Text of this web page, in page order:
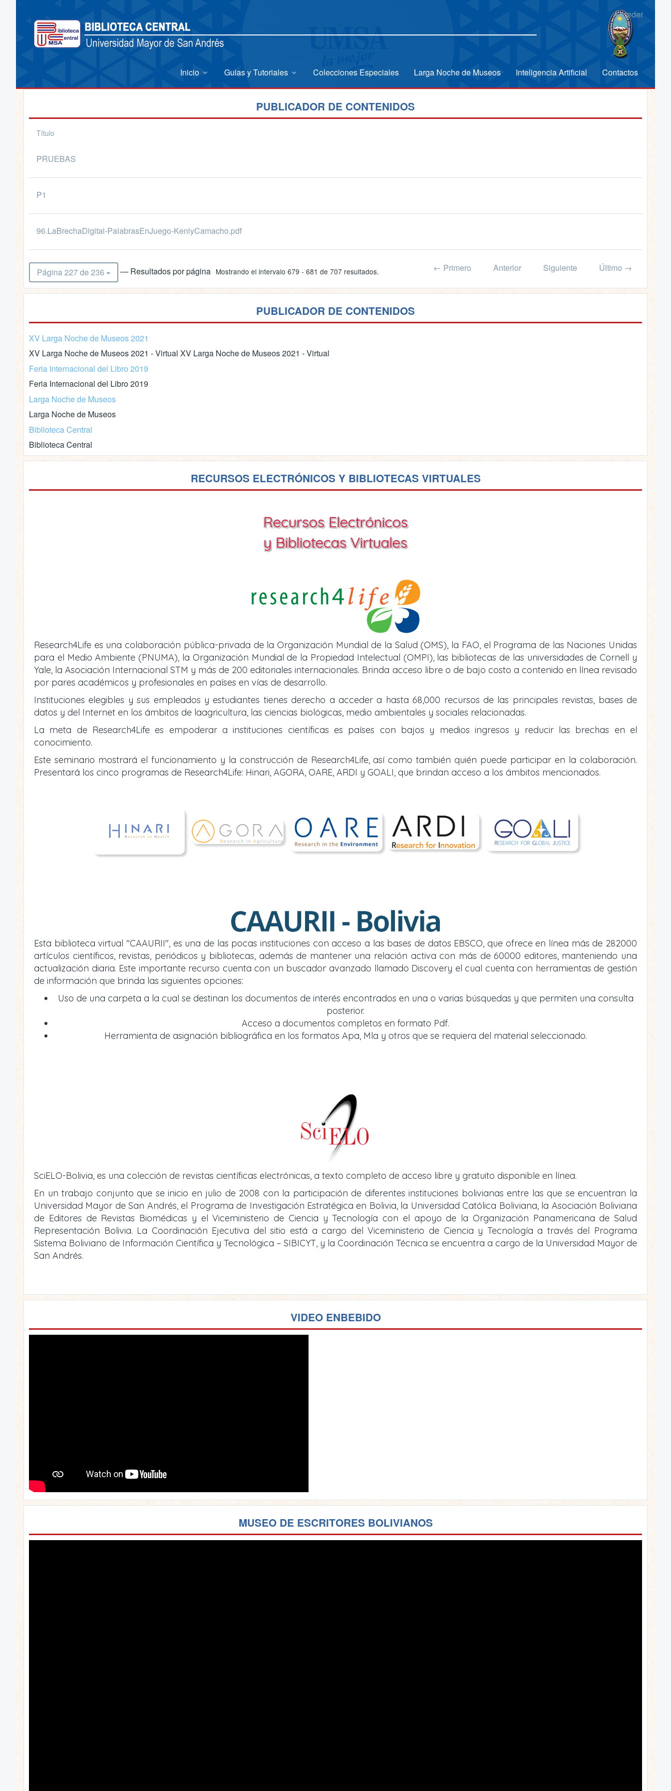
Acceder
Inicio Guias y Tutoriales Colecciones Especiales Larga Noche de Museos Inteligencia Artificial Contactos
PUBLICADOR DE CONTENIDOS
Título
PRUEBAS
P1
96.LaBrechaDigital-PalabrasEnJuego-KenlyCamacho.pdf
Página 227 de 236 — Resultados por página Mostrando el intervalo 679 - 681 de 707 resultados. ← Primero Anterior Siguiente Último →
PUBLICADOR DE CONTENIDOS
XV Larga Noche de Museos 2021
XV Larga Noche de Museos 2021 - Virtual XV Larga Noche de Museos 2021 - Virtual
Feria Internacional del Libro 2019
Feria Internacional del Libro 2019
Larga Noche de Museos
Larga Noche de Museos
Biblioteca Central
Biblioteca Central
RECURSOS ELECTRÓNICOS Y BIBLIOTECAS VIRTUALES
Recursos Electrónicos
y Bibliotecas Virtuales
Research4Life es una colaboración pública-privada de la Organización Mundial de la Salud (OMS), la FAO, el Programa de las Naciones Unidas
para el Medio Ambiente (PNUMA), la Organización Mundial de la Propiedad Intelectual (OMPI), las bibliotecas de las universidades de Cornell y
Yale, la Asociación Internacional STM y más de 200 editoriales internacionales. Brinda acceso libre o de bajo costo a contenido en línea revisado
por pares académicos y profesionales en países en vías de desarrollo.
Instituciones elegibles y sus empleados y estudiantes tienes derecho a acceder a hasta 68,000 recursos de las principales revistas, bases de
datos y del Internet en los ámbitos de laagricultura, las ciencias biológicas, medio ambientales y sociales relacionadas.
La meta de Research4Life es empoderar a instituciones científicas es países con bajos y medios ingresos y reducir las brechas en el
conocimiento.
Este seminario mostrará el funcionamiento y la construcción de Research4Life, así como también quién puede participar en la colaboración.
Presentará los cinco programas de Research4Life: Hinari, AGORA, OARE, ARDI y GOALI, que brindan acceso a los ámbitos mencionados.
Esta biblioteca virtual "CAAURII", es una de las pocas instituciones con acceso a las bases de datos EBSCO, que ofrece en línea más de 282000
artículos científicos, revistas, periódicos y bibliotecas, además de mantener una relación activa con más de 60000 editores, manteniendo una
actualización diaria. Este importante recurso cuenta con un buscador avanzado llamado Discovery el cual cuenta con herramientas de gestión
de información que brinda las siguientes opciones:
Uso de una carpeta a la cual se destinan los documentos de interés encontrados en una o varias búsquedas y que permiten una consulta
posterior.
Acceso a documentos completos en formato Pdf.
Herramienta de asignación bibliográfica en los formatos Apa, Mla y otros que se requiera del material seleccionado.
SciELO-Bolivia, es una colección de revistas científicas electrónicas, a texto completo de acceso libre y gratuito disponible en línea.
En un trabajo conjunto que se inicio en julio de 2008 con la participación de diferentes instituciones bolivianas entre las que se encuentran la
Universidad Mayor de San Andrés, el Programa de Investigación Estratégica en Bolivia, la Universidad Católica Boliviana, la Asociación Boliviana
de Editores de Revistas Biomédicas y el Viceministerio de Ciencia y Tecnología con el apoyo de la Organización Panamericana de Salud
Representación Bolivia. La Coordinación Ejecutiva del sitio está a cargo del Viceministerio de Ciencia y Tecnología a través del Programa
Sistema Boliviano de Información Científica y Tecnológica – SIBICYT, y la Coordinación Técnica se encuentra a cargo de la Universidad Mayor de
San Andrés.
VIDEO ENBEBIDO
MUSEO DE ESCRITORES BOLIVIANOS